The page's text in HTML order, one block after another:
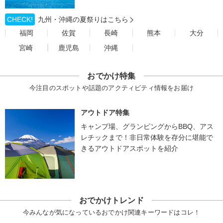
CHECK!
九州・沖縄の夏祭りはこちら
福岡
佐賀 長崎 熊本
大分
宮崎
鹿児島 沖縄
おでかけ特集
今注目のスポットや話題のアクティビティ情報をお届け
アウトドア特集
キャンプ場、グランピングからBBQ、アス
レチックまで！非日常体験を存分に堪能で
きるアウトドアスポットを紹介
おでかけトレンド
今みんなが気になっているおでかけ関連キーワードはコレ！